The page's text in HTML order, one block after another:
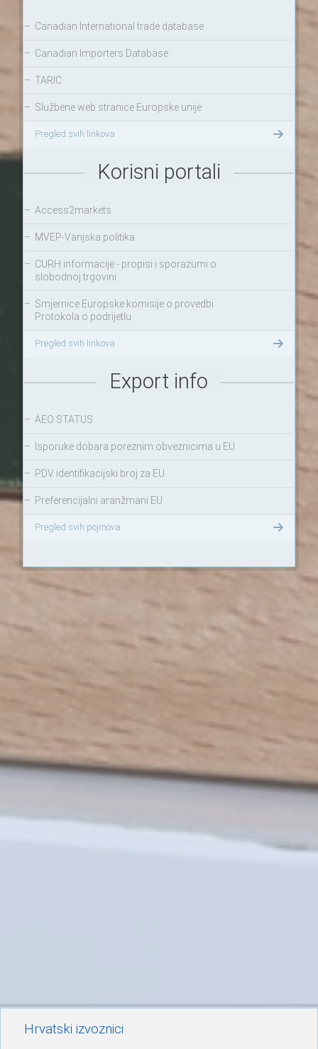
– Canadian International trade database
– Canadian Importers Database
– TARIC
– Službene web stranice Europske unije
Pregled svih linkova
Korisni portali
– Access2markets
– MVEP-Vanjska politika
– CURH informacije - propisi i sporazumi o
slobodnoj trgovini
– Smjernice Europske komisije o provedbi
Protokola o podrijetlu
Pregled svih linkova
Export info
– AEO STATUS
– Isporuke dobara poreznim obveznicima u EU
– PDV identifikacijski broj za EU
– Preferencijalni aranžmani EU
Pregled svih pojmova
Hrvatski izvoznici